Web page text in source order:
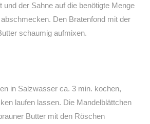
und der Sahne auf die benötigte Menge
Den Bratenfond mit der
schaumig aufmixen.
in Salzwasser ca. 3 min. kochen,
laufen lassen. Die Mandelblättchen
Butter mit den Röschen